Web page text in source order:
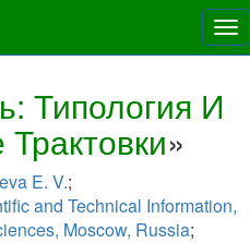
Типология И
»
E. V.;
and Technical Information,
Moscow, Russia;